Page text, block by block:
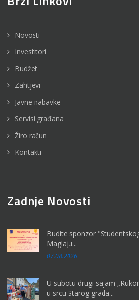
Novosti
Investitori
Budžet
Zahtjevi
Javne nabavke
Servisi građana
Žiro račun
Kontakti
Zadnje Novosti
Budite sponzor
Maglaju...
07.08.2026
U subotu drugi sajam
u srcu Starog grada...